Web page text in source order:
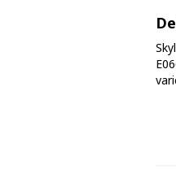
Fasmärkningstejp
Golv -